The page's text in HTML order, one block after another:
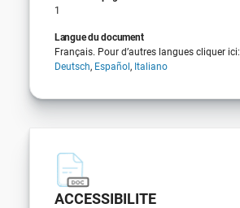
1
Langue du document
Français. Pour d’autres langues cliquer ici:
Deutsch, Español, Italiano
ACCESSIBILITE